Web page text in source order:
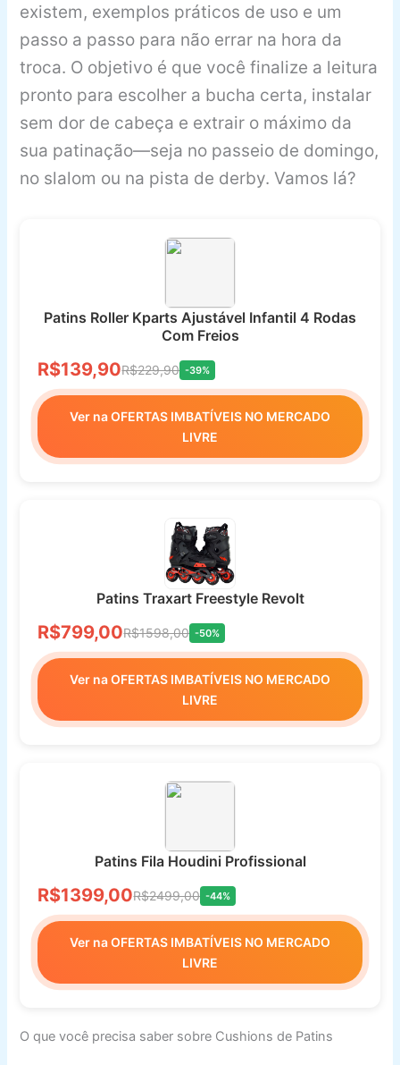
existem, exemplos práticos de uso e um
passo a passo para não errar na hora da
troca. O objetivo é que você finalize a leitura
pronto para escolher a bucha certa, instalar
sem dor de cabeça e extrair o máximo da
sua patinação—seja no passeio de domingo,
no slalom ou na pista de derby. Vamos lá?
Patins Roller Kparts Ajustável Infantil 4 Rodas
Com Freios
R$139,90R$229,90 -39%
Ver na OFERTAS IMBATÍVEIS NO MERCADO
LIVRE
Patins Traxart Freestyle Revolt
R$799,00R$1598,00 -50%
Ver na OFERTAS IMBATÍVEIS NO MERCADO
LIVRE
Patins Fila Houdini Profissional
R$1399,00R$2499,00 -44%
Ver na OFERTAS IMBATÍVEIS NO MERCADO
LIVRE
O que você precisa saber sobre Cushions de Patins